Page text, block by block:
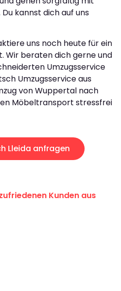
kannst dich auf uns
uns noch heute für ein
Wir beraten dich gerne und
Umzugsservice
Umzugsservice aus
von Wuppertal nach
Möbeltransport stressfrei
Lleida anfragen
Kunden aus